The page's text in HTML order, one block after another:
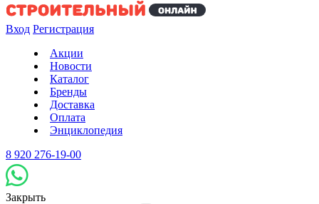
Вход Регистрация
Акции
Новости
Каталог
Бренды
Доставка
Оплата
Энциклопедия
8 920 276-19-00
Закрыть